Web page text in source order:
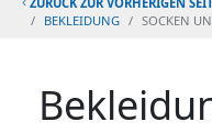
BEKLEIDUNG
SOCKEN